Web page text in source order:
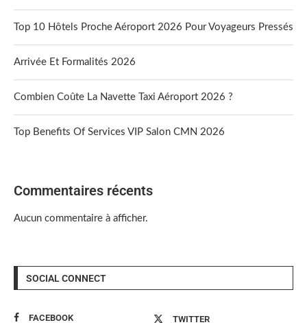
Top 10 Hôtels Proche Aéroport 2026 Pour Voyageurs Pressés
Arrivée Et Formalités 2026
Combien Coûte La Navette Taxi Aéroport 2026 ?
Top Benefits Of Services VIP Salon CMN 2026
Commentaires récents
Aucun commentaire à afficher.
SOCIAL CONNECT
FACEBOOK TWITTER